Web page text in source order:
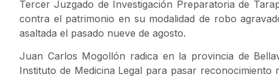
Tercer Juzgado de Investigación Preparatoria de
contra el patrimonio en su modalidad de robo
asaltada el pasado nueve de agosto.
Juan Carlos Mogollón radica en la provincia de
Instituto de Medicina Legal para pasar